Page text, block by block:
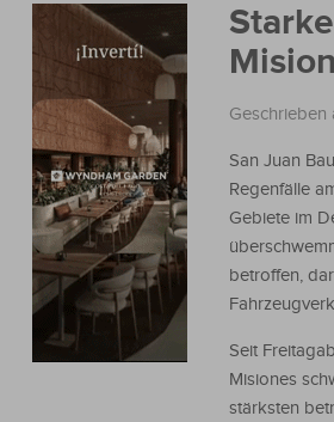
Geschrieben
San Juan
Regenfälle
Gebiete im
betroffen,
Seit
Misiones
stärksten